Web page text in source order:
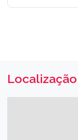
Localização